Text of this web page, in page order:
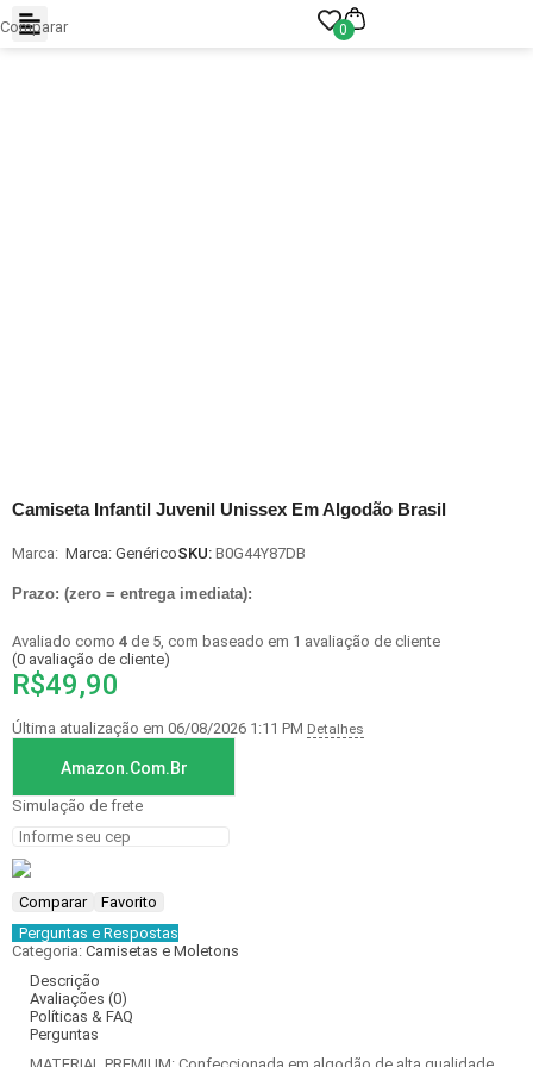
0
Camiseta Infantil Juvenil Unissex Em Algodão Brasil
Marca: Marca: GenéricoSKU: B0G44Y87DB
Prazo: (zero = entrega imediata):
Avaliado como 4 de 5, com baseado em 1 avaliação de cliente
(0 avaliação de cliente)
R$49,90
Última atualização em 06/08/2026 1:11 PM Detalhes
Amazon.com.br
Simulação de frete
Comparar
Favorito
Perguntas e Respostas
Categoria: Camisetas e Moletons
Descrição
Avaliações (0)
Políticas & FAQ
Perguntas
Comparar